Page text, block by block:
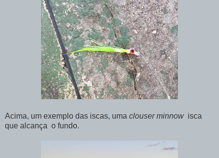
Acima, um exemplo das iscas, uma clouser minnowisca
que alcança o fundo.